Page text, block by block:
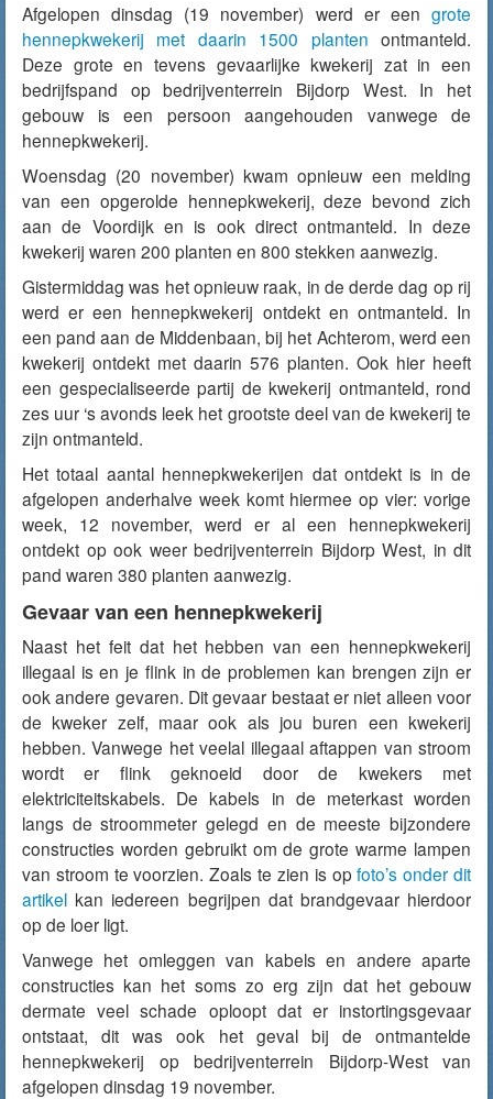
Afgelopen dinsdag (19 november) werd er een grote
hennepkwekerij met daarin 1500 planten ontmanteld.
Deze grote en tevens gevaarlijke kwekerij zat in een
bedrijfspand op bedrijventerrein Bijdorp West. In het
gebouw is een persoon aangehouden vanwege de
hennepkwekerij.
Woensdag (20 november) kwam opnieuw een melding
van een opgerolde hennepkwekerij, deze bevond zich
aan de Voordijk en is ook direct ontmanteld. In deze
kwekerij waren 200 planten en 800 stekken aanwezig.
Gistermiddag was het opnieuw raak, in de derde dag op rij
werd er een hennepkwekerij ontdekt en ontmanteld. In
een pand aan de Middenbaan, bij het Achterom, werd een
kwekerij ontdekt met daarin 576 planten. Ook hier heeft
een gespecialiseerde partij de kwekerij ontmanteld, rond
zes uur ‘s avonds leek het grootste deel van de kwekerij te
zijn ontmanteld.
Het totaal aantal hennepkwekerijen dat ontdekt is in de
afgelopen anderhalve week komt hiermee op vier: vorige
week, 12 november, werd er al een hennepkwekerij
ontdekt op ook weer bedrijventerrein Bijdorp West, in dit
pand waren 380 planten aanwezig.
Gevaar van een hennepkwekerij
Naast het feit dat het hebben van een hennepkwekerij
illegaal is en je flink in de problemen kan brengen zijn er
ook andere gevaren. Dit gevaar bestaat er niet alleen voor
de kweker zelf, maar ook als jou buren een kwekerij
hebben. Vanwege het veelal illegaal aftappen van stroom
wordt er flink geknoeid door de kwekers met
elektriciteitskabels. De kabels in de meterkast worden
langs de stroommeter gelegd en de meeste bijzondere
constructies worden gebruikt om de grote warme lampen
van stroom te voorzien. Zoals te zien is opfoto’s onder dit
artikel kan iedereen begrijpen dat brandgevaar hierdoor
op de loer ligt.
Vanwege het omleggen van kabels en andere aparte
constructies kan het soms zo erg zijn dat het gebouw
dermate veel schade oploopt dat er instortingsgevaar
ontstaat, dit was ook het geval bij de ontmantelde
hennepkwekerij op bedrijventerrein Bijdorp-West van
afgelopen dinsdag 19 november.